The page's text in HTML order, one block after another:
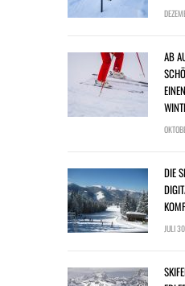
AB
DIE
JULI